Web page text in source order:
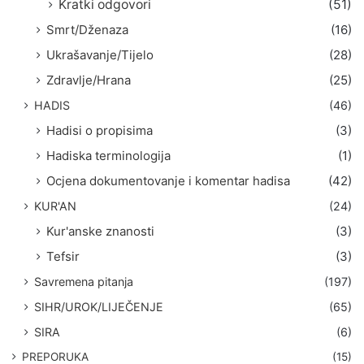
Kratki odgovori
(51)
Smrt/Dženaza
(16)
Ukrašavanje/Tijelo
(28)
Zdravlje/Hrana
(25)
HADIS (46)
Hadisi o propisima
(3)
Hadiska terminologija
(1)
Ocjena dokumentovanje i komentar hadisa
(42)
KUR'AN (24)
Kur'anske znanosti
(3)
Tefsir
(3)
Savremena pitanja
(197)
SIHR/UROK/LIJEČENJE
(65)
SIRA
(6)
PREPORUKA (15)